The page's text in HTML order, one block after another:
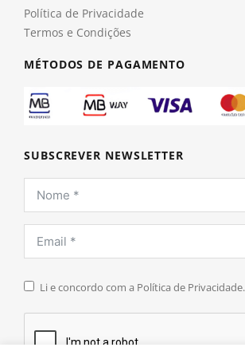
Política de Privacidade
Termos e Condições
MÉTODOS DE PAGAMENTO
SUBSCREVER NEWSLETTER
Li e concordo com a Política de Privacidade.